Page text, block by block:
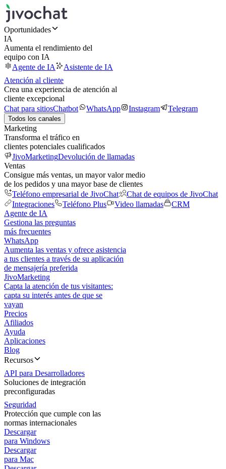
Oportunidades
IA
Aumenta el rendimiento del
equipo con IA
Agente de IA
Asistente de IA
Atención al cliente
Crea una experiencia de atención al
cliente excepcional
Chat para sitiosChatbot WhatsApp Instagram Telegram
Todos los canales
Marketing
Transforma el tráfico en
clientes potenciales cualificados
JivoMarketingDevolución de llamadas
Ventas
Consigue más ventas, un mayor valor medio
de los pedidos y una mayor base de clientes
Teléfono empresarial de JivoChat
Chat de equipos de JivoChat
Integraciones
Teléfono Plus Video llamadas
CRM
Agente de IA
Gestiona las preguntas
más frecuentes
WhatsApp
Aumenta las ventas y ofrece asistencia
a tus clientes a través de su aplicación
de mensajería preferida
JivoMarketing
Capta la atención de tus visitantes:
capta su interés antes de que se
vayan
Precios
Afiliados
Ayuda
Aplicaciones
Blog
Recursos
API para Desarrolladores
Soluciones de integración
preconfiguradas
Seguridad
Protección que cumple con las
normas internacionales
Descargar
para Windows
Descargar
para Mac